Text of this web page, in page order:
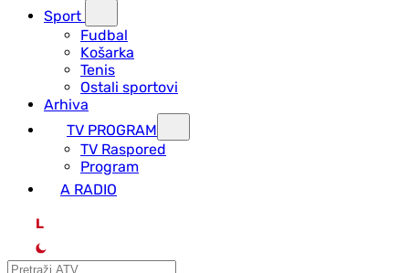
Sport
Fudbal
Košarka
Tenis
Ostali sportovi
Arhiva
TV PROGRAM
ТV Raspored
Program
A RADIO
L